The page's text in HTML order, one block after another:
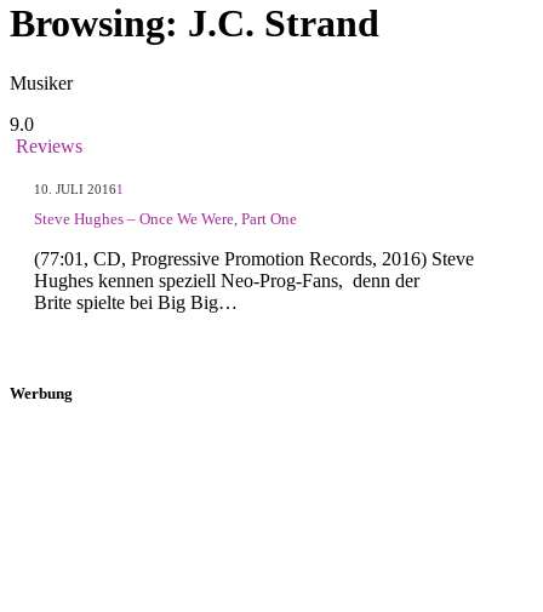
Browsing: J.C. Strand
Musiker
9.0
Reviews
10. JULI 20161
Steve Hughes – Once We Were, Part One
(77:01, CD, Progressive Promotion Records, 2016) Steve
Hughes kennen speziell Neo-Prog-Fans, denn der
Brite spielte bei Big Big…
Werbung